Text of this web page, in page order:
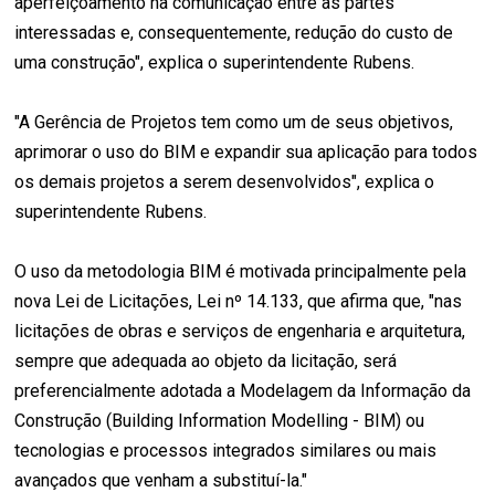
interessadas e, consequentemente, redução do custo de
uma construção", explica o superintendente Rubens.
"A Gerência de Projetos tem como um de seus objetivos,
aprimorar o uso do BIM e expandir sua aplicação para todos
os demais projetos a serem desenvolvidos", explica o
superintendente Rubens.
O uso da metodologia BIM é motivada principalmente pela
nova Lei de Licitações, Lei nº 14.133, que afirma que, "nas
licitações de obras e serviços de engenharia e arquitetura,
sempre que adequada ao objeto da licitação, será
preferencialmente adotada a Modelagem da Informação da
Construção (Building Information Modelling - BIM) ou
tecnologias e processos integrados similares ou mais
avançados que venham a substituí-la."